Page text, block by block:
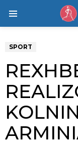
SPORT